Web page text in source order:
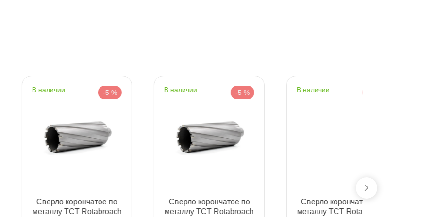
Сверло корончатое по
металлу TCT Rotabroach
Сверло корончатое по
металлу TCT Rotabroach
Сверло корончатое по
металлу TCT Rotabroach